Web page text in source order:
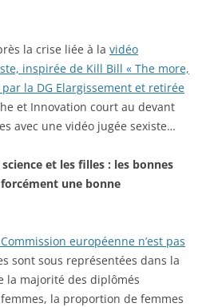
la crise liée à la vidéo
inspirée de Kill Bill « The more,
la DG Elargissement et retirée
et Innovation court au devant
avec une vidéo jugée sexiste…
et les filles : les bonnes
une bonne
européenne n’est pas
sont sous représentées dans la
la majorité des diplômés
la proportion de femmes